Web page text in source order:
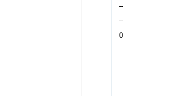
--
--
0